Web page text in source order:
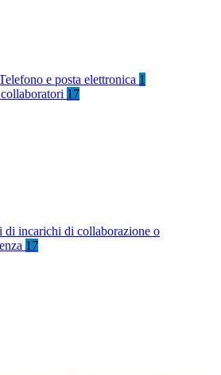
e posta elettronica 1
17
di incarichi di collaborazione o
17